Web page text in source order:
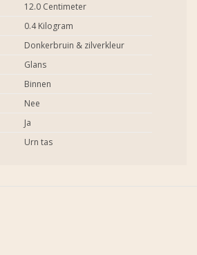
12.0 Centimeter
0.4 Kilogram
Donkerbruin & zilverkleur
Glans
Binnen
Nee
Ja
Urn tas